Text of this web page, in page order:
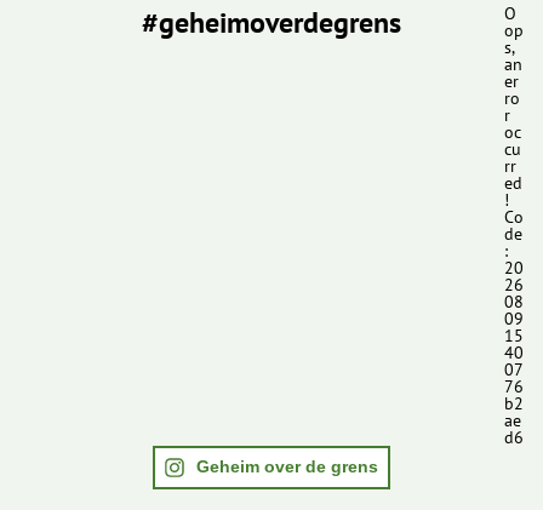
#geheimoverdegrens O
op
s,
an
er
ro
r
oc
cu
rr
ed
!
Co
de
:
20
26
08
09
15
40
07
76
b2
ae
d6
Geheim over de grens